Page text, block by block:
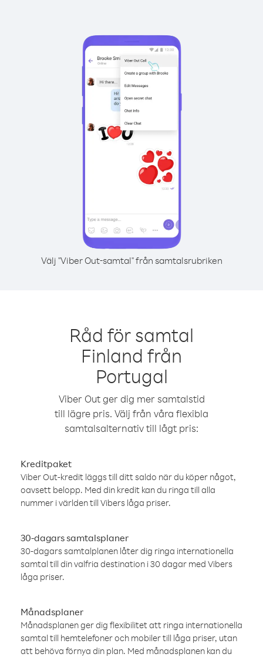
Välj "Viber Out-samtal" från samtalsrubriken
Råd för samtal
Finland från
Portugal
Viber Out ger dig mer samtalstid
till lägre pris. Välj från våra flexibla
samtalsalternativ till lågt pris:
Kreditpaket
Viber Out-kredit läggs till ditt saldo när du köper något,
oavsett belopp. Med din kredit kan du ringa till alla
nummer i världen till Vibers låga priser.
30-dagars samtalsplaner
30-dagars samtalplanen låter dig ringa internationella
samtal till din valfria destination i 30 dagar med Vibers
låga priser.
Månadsplaner
Månadsplanen ger dig flexibilitet att ringa internationella
samtal till hemtelefoner och mobiler till låga priser, utan
att behöva förnya din plan. Med månadsplanen kan du